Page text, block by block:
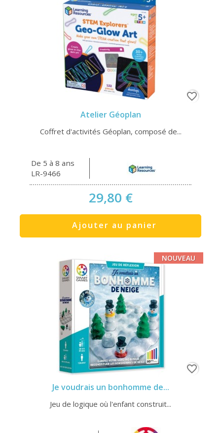
Atelier Géoplan
Coffret d'activités Géoplan, composé de...
De 5 à 8 ans
LR-9466
29,80 €
Ajouter au panier
favorite_border
Je voudrais un bonhomme de...
Jeu de logique où l'enfant construit...
NOUVEAU
favorite_border